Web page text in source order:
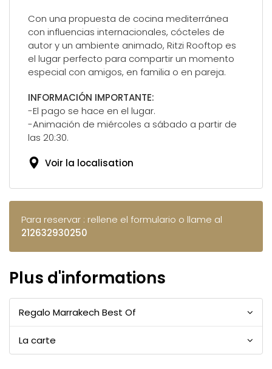
Con una propuesta de cocina mediterránea
con influencias internacionales, cócteles de
autor y un ambiente animado, Ritzi Rooftop es
el lugar perfecto para compartir un momento
especial con amigos, en familia o en pareja.
INFORMACIÓN IMPORTANTE:
-El pago se hace en el lugar.
-Animación de miércoles a sábado a partir de
las 20:30.
Voir la localisation
Para reservar : rellene el formulario o llame al
212632930250
Plus d'informations
Regalo Marrakech Best Of
La carte